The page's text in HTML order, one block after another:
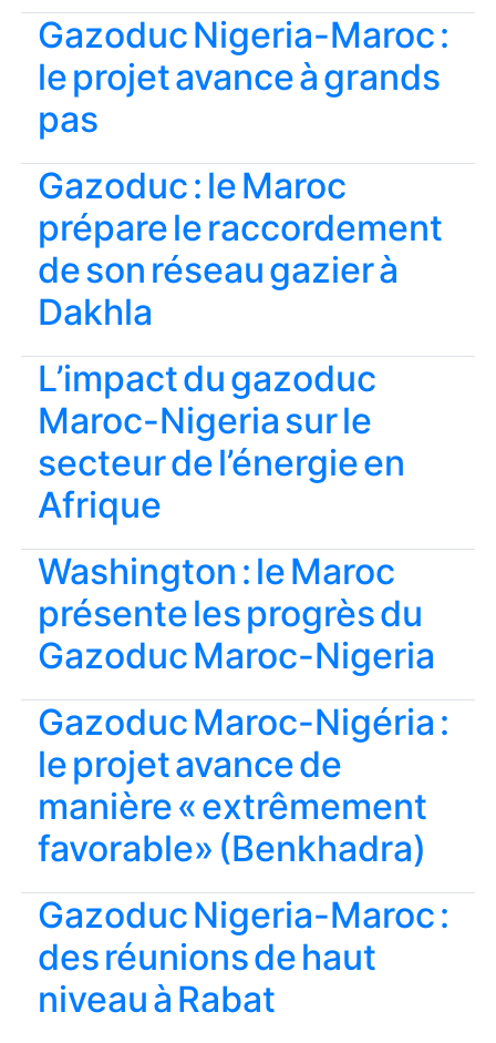
Gazoduc Nigeria-Maroc :
le projet avance à grands
pas
Gazoduc : le Maroc
prépare le raccordement
de son réseau gazier à
Dakhla
L’impact du gazoduc
Maroc-Nigeria sur le
secteur de l’énergie en
Afrique
Washington : le Maroc
présente les progrès du
Gazoduc Maroc-Nigeria
Gazoduc Maroc-Nigéria :
le projet avance de
manière « extrêmement
favorable» (Benkhadra)
Gazoduc Nigeria-Maroc :
des réunions de haut
niveau à Rabat